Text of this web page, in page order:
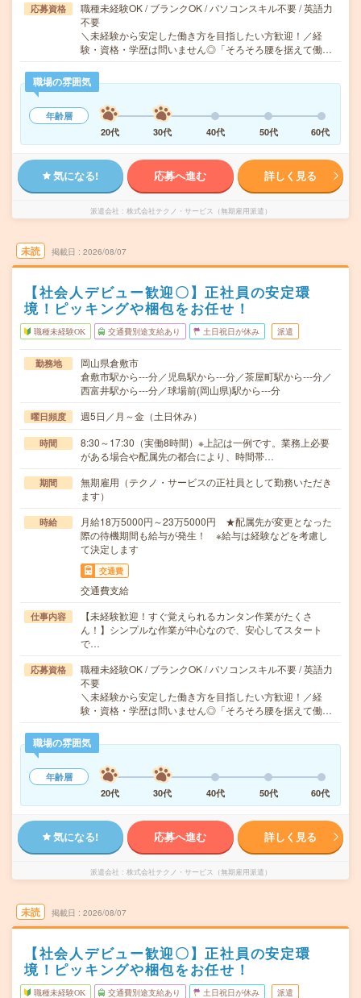
応募資格
職種未経験OK / ブランクOK / パソコンスキル不要 / 英語力
不要
＼未経験から安定した働き方を目指したい方歓迎！／経
験・資格・学歴は問いません◎「そろそろ腰を据えて働…
職場の雰囲気
年齢層
20代
30代 40代 50代 60代
気になる! 応募へ進む 詳しく見る
派遣会社 株式会社テクノ・サービス（無期雇用派遣）
未読 掲載日 2026/08/07
【社会人デビュー歓迎〇】正社員の安定環
境！ピッキングや梱包をお任せ！
職種未経験OK 交通費別途支給あり 土日祝日が休み 派遣
勤務地
岡山県倉敷市
倉敷市駅から---分／児島駅から---分／茶屋町駅から---分／
西富井駅から---分／球場前(岡山県)駅から---分
曜日頻度 週5日／月～金（土日休み）
時間
8:30～17:30（実働8時間）※上記は一例です。業務上必要
がある場合や配属先の都合により、時間帯…
期間
無期雇用（テクノ・サービスの正社員として勤務いただき
ます）
時給
月給18万5000円～23万5000円 ★配属先が変更となった
際の待機期間も給与が発生！ ※給与は経験などを考慮し
て決定します
交通費
交通費支給
仕事内容
【未経験歓迎！すぐ覚えられるカンタン作業がたくさ
ん！】シンプルな作業が中心なので、安心してスタート
で…
応募資格
職種未経験OK / ブランクOK / パソコンスキル不要 / 英語力
不要
＼未経験から安定した働き方を目指したい方歓迎！／経
験・資格・学歴は問いません◎「そろそろ腰を据えて働…
職場の雰囲気
年齢層
20代
30代 40代 50代 60代
気になる! 応募へ進む 詳しく見る
派遣会社 株式会社テクノ・サービス（無期雇用派遣）
未読 掲載日 2026/08/07
【社会人デビュー歓迎〇】正社員の安定環
境！ピッキングや梱包をお任せ！
職種未経験OK 交通費別途支給あり 土日祝日が休み 派遣